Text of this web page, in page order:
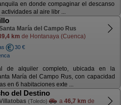
en donde compaginar el descanso
al aire libr ...
María del Campo Rus
km de Hontanaya (Cuenca)
30 €
de alquiler completo, ubicada en la
María del Campo Rus, con capacidad
en 6 habitaciones exte ...
del Destino
(Toledo) a 46,7 km de